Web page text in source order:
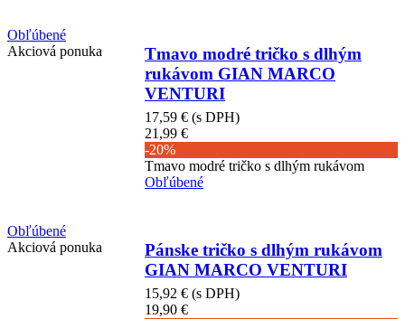
Obľúbené
Akciová ponuka
Tmavo modré tričko s dlhým
rukávom GIAN MARCO
VENTURI
17,59 € (s DPH)
21,99 €
-20%
Tmavo modré tričko s dlhým rukávom
Obľúbené
Obľúbené
Akciová ponuka
Pánske tričko s dlhým rukávom
GIAN MARCO VENTURI
15,92 € (s DPH)
19,90 €